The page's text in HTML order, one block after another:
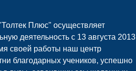
Плюс" осуществляет
деятельность с 13 августа 2013
своей работы наш центр
благодарных учеников, успешно